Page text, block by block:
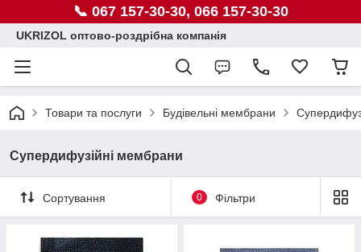
📞 067 157-30-30, 066 157-30-30
UKRIZOL оптово-роздрібна компанія
Товари та послуги Будівельні мембрани
Супердифузійні мембрани
Сортування 0 Фільтри